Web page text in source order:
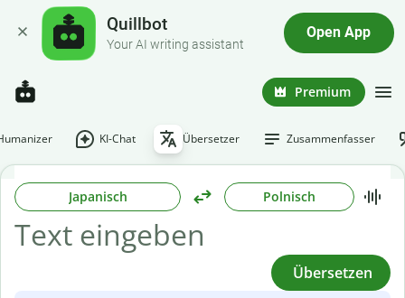
Quillbot
Your AI writing assistant
Open App
Premium
KI-Chat Übersetzer Zusammenfasser
Japanisch Polnisch
Übersetzen